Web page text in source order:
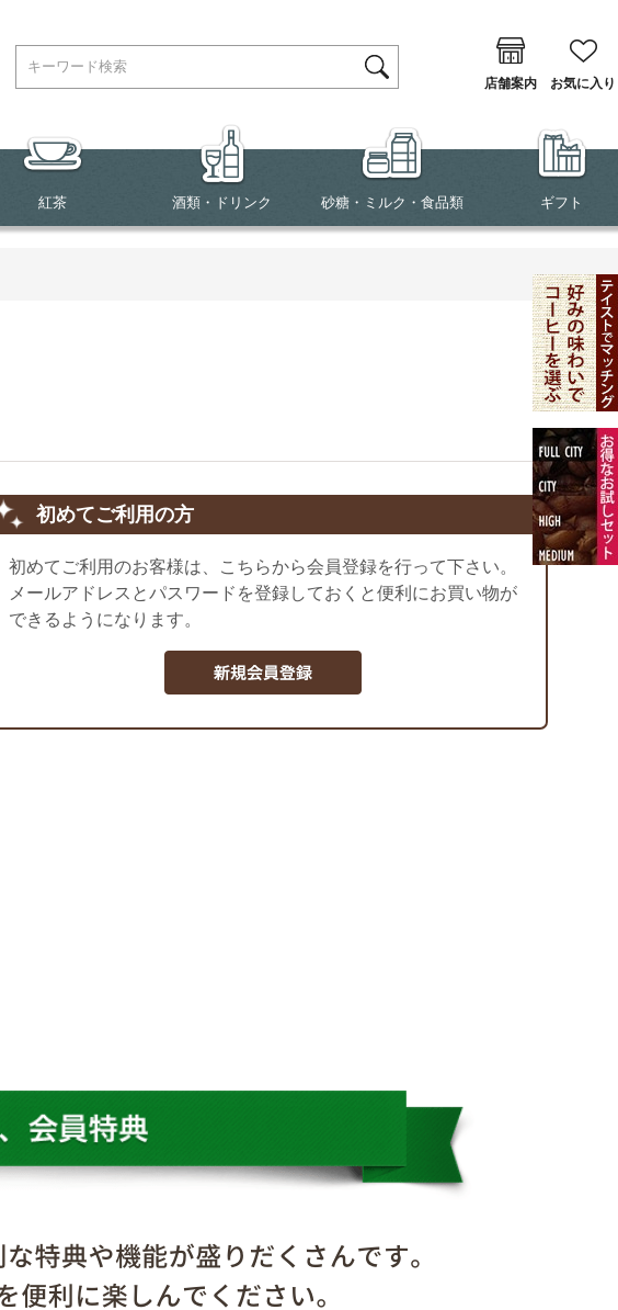
店舗案内
お気に入り
紅茶 酒類・ドリンク 砂糖・ミルク・食品類 ギフト
初めてご利用の方
初めてご利用のお客様は、こちらから会員登録を行って下さい。
メールアドレスとパスワードを登録しておくと便利にお買い物が
できるようになります。